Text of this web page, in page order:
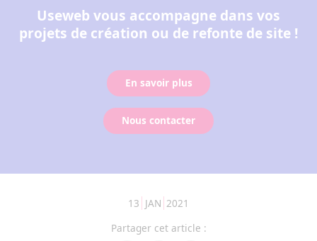
Useweb vous accompagne dans vos
projets de création ou de refonte de site !
En savoir plus
Nous contacter
13 JAN 2021
Partager cet article :